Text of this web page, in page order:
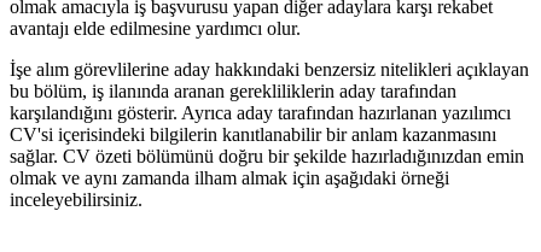
olmak amacıyla iş başvurusu yapan diğer adaylara karşı rekabet
avantajı elde edilmesine yardımcı olur.
İşe alım görevlilerine aday hakkındaki benzersiz nitelikleri açıklayan
bu bölüm, iş ilanında aranan gerekliliklerin aday tarafından
karşılandığını gösterir. Ayrıca aday tarafından hazırlanan yazılımcı
CV'si içerisindeki bilgilerin kanıtlanabilir bir anlam kazanmasını
sağlar. CV özeti bölümünü doğru bir şekilde hazırladığınızdan emin
olmak ve aynı zamanda ilham almak için aşağıdaki örneği
inceleyebilirsiniz.